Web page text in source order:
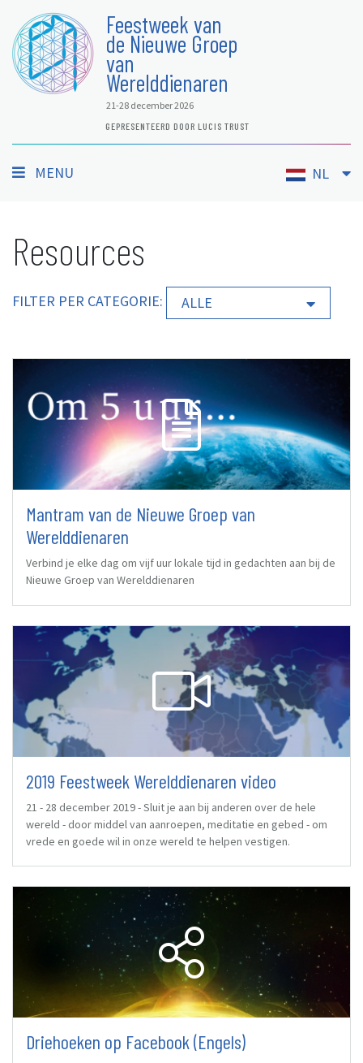
Feestweek van
de Nieuwe Groep
van
Werelddienaren
21-28 december 2026
GEPRESENTEERD DOOR LUCIS TRUST
MENU NL
Resources
FILTER PER CATEGORIE: ALLE
Mantram van de Nieuwe Groep van
Werelddienaren
Verbind je elke dag om vijf uur lokale tijd in gedachten aan bij de
Nieuwe Groep van Werelddienaren
2019 Feestweek Werelddienaren video
21 - 28 december 2019 - Sluit je aan bij anderen over de hele
wereld - door middel van aanroepen, meditatie en gebed - om
vrede en goede wil in onze wereld te helpen vestigen.
Driehoeken op Facebook (Engels)